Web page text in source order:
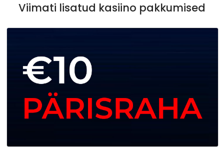
Viimati lisatud kasiino pakkumised